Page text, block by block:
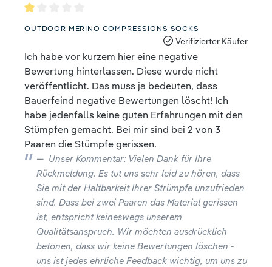
Bewertung mit 1 von 5 Sternen
OUTDOOR MERINO COMPRESSIONS SOCKS
Verifizierter Käufer
Ich habe vor kurzem hier eine negative
Bewertung hinterlassen. Diese wurde nicht
veröffentlicht. Das muss ja bedeuten, dass
Bauerfeind negative Bewertungen löscht! Ich
habe jedenfalls keine guten Erfahrungen mit den
Stümpfen gemacht. Bei mir sind bei 2 von 3
Paaren die Stümpfe gerissen.
Unser Kommentar: Vielen Dank für Ihre
Rückmeldung. Es tut uns sehr leid zu hören, dass
Sie mit der Haltbarkeit Ihrer Strümpfe unzufrieden
sind. Dass bei zwei Paaren das Material gerissen
ist, entspricht keineswegs unserem
Qualitätsanspruch. Wir möchten ausdrücklich
betonen, dass wir keine Bewertungen löschen -
uns ist jedes ehrliche Feedback wichtig, um uns zu